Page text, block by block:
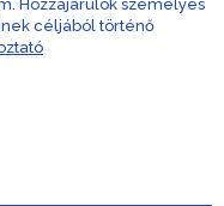
Hozzájárulok személyes
céljából történő